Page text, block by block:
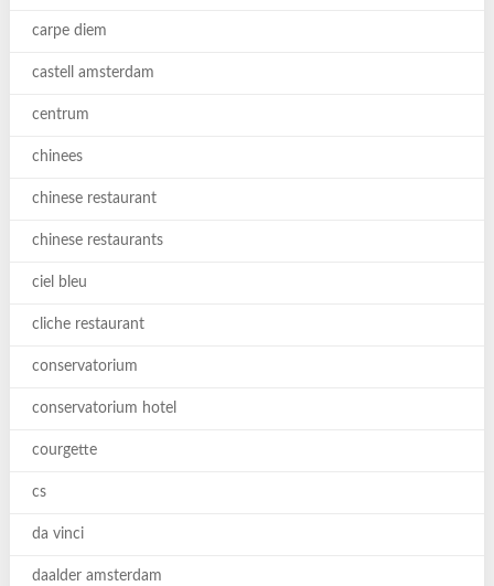
carpe diem
castell amsterdam
centrum
chinees
chinese restaurant
chinese restaurants
ciel bleu
cliche restaurant
conservatorium
conservatorium hotel
courgette
cs
da vinci
daalder amsterdam